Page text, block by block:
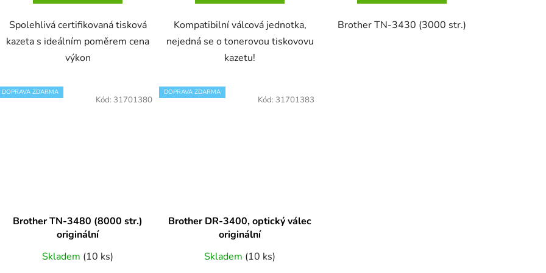
Spolehlivá certifikovaná tisková
kazeta s ideálním poměrem cena
výkon
Kompatibilní válcová jednotka,
nejedná se o tonerovou tiskovovu
kazetu!
Brother TN-3430 (3000 str.)
DOPRAVA ZDARMA
Brother TN-3480 (8000 str.)
originální
Skladem (10 ks)
Kód: 31701380
DOPRAVA ZDARMA
Brother DR-3400, optický válec
originální
Skladem (10 ks)
Kód: 31701383